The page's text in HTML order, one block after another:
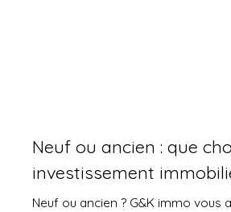
Neuf ou ancien : que
investissement
Neuf ou ancien ? G&K immo vous